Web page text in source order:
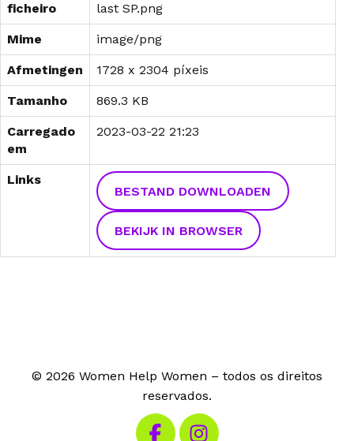
ficheiro
last SP.png
Mime image/png
Afmetingen 1728 x 2304 píxeis
Tamanho 869.3 KB
Carregado
em
2023-03-22 21:23
Links
BESTAND DOWNLOADEN
BEKIJK IN BROWSER
© 2026 Women Help Women – todos os direitos
reservados.